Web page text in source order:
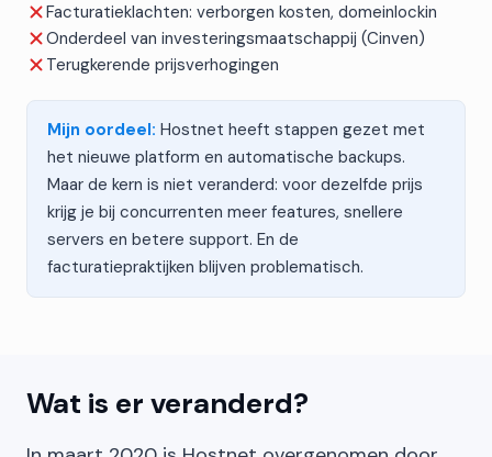
Facturatieklachten: verborgen kosten, domeinlockin
Onderdeel van investeringsmaatschappij (Cinven)
Terugkerende prijsverhogingen
Mijn oordeel: Hostnet heeft stappen gezet met
het nieuwe platform en automatische backups.
Maar de kern is niet veranderd: voor dezelfde prijs
krijg je bij concurrenten meer features, snellere
servers en betere support. En de
facturatiepraktijken blijven problematisch.
Wat is er veranderd?